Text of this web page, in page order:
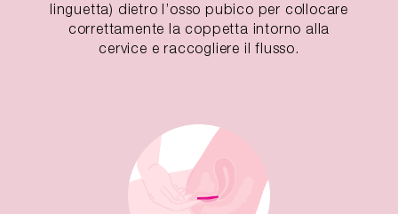
linguetta) dietro l’osso pubico per collocare
correttamente la coppetta intorno alla
cervice e raccogliere il flusso.